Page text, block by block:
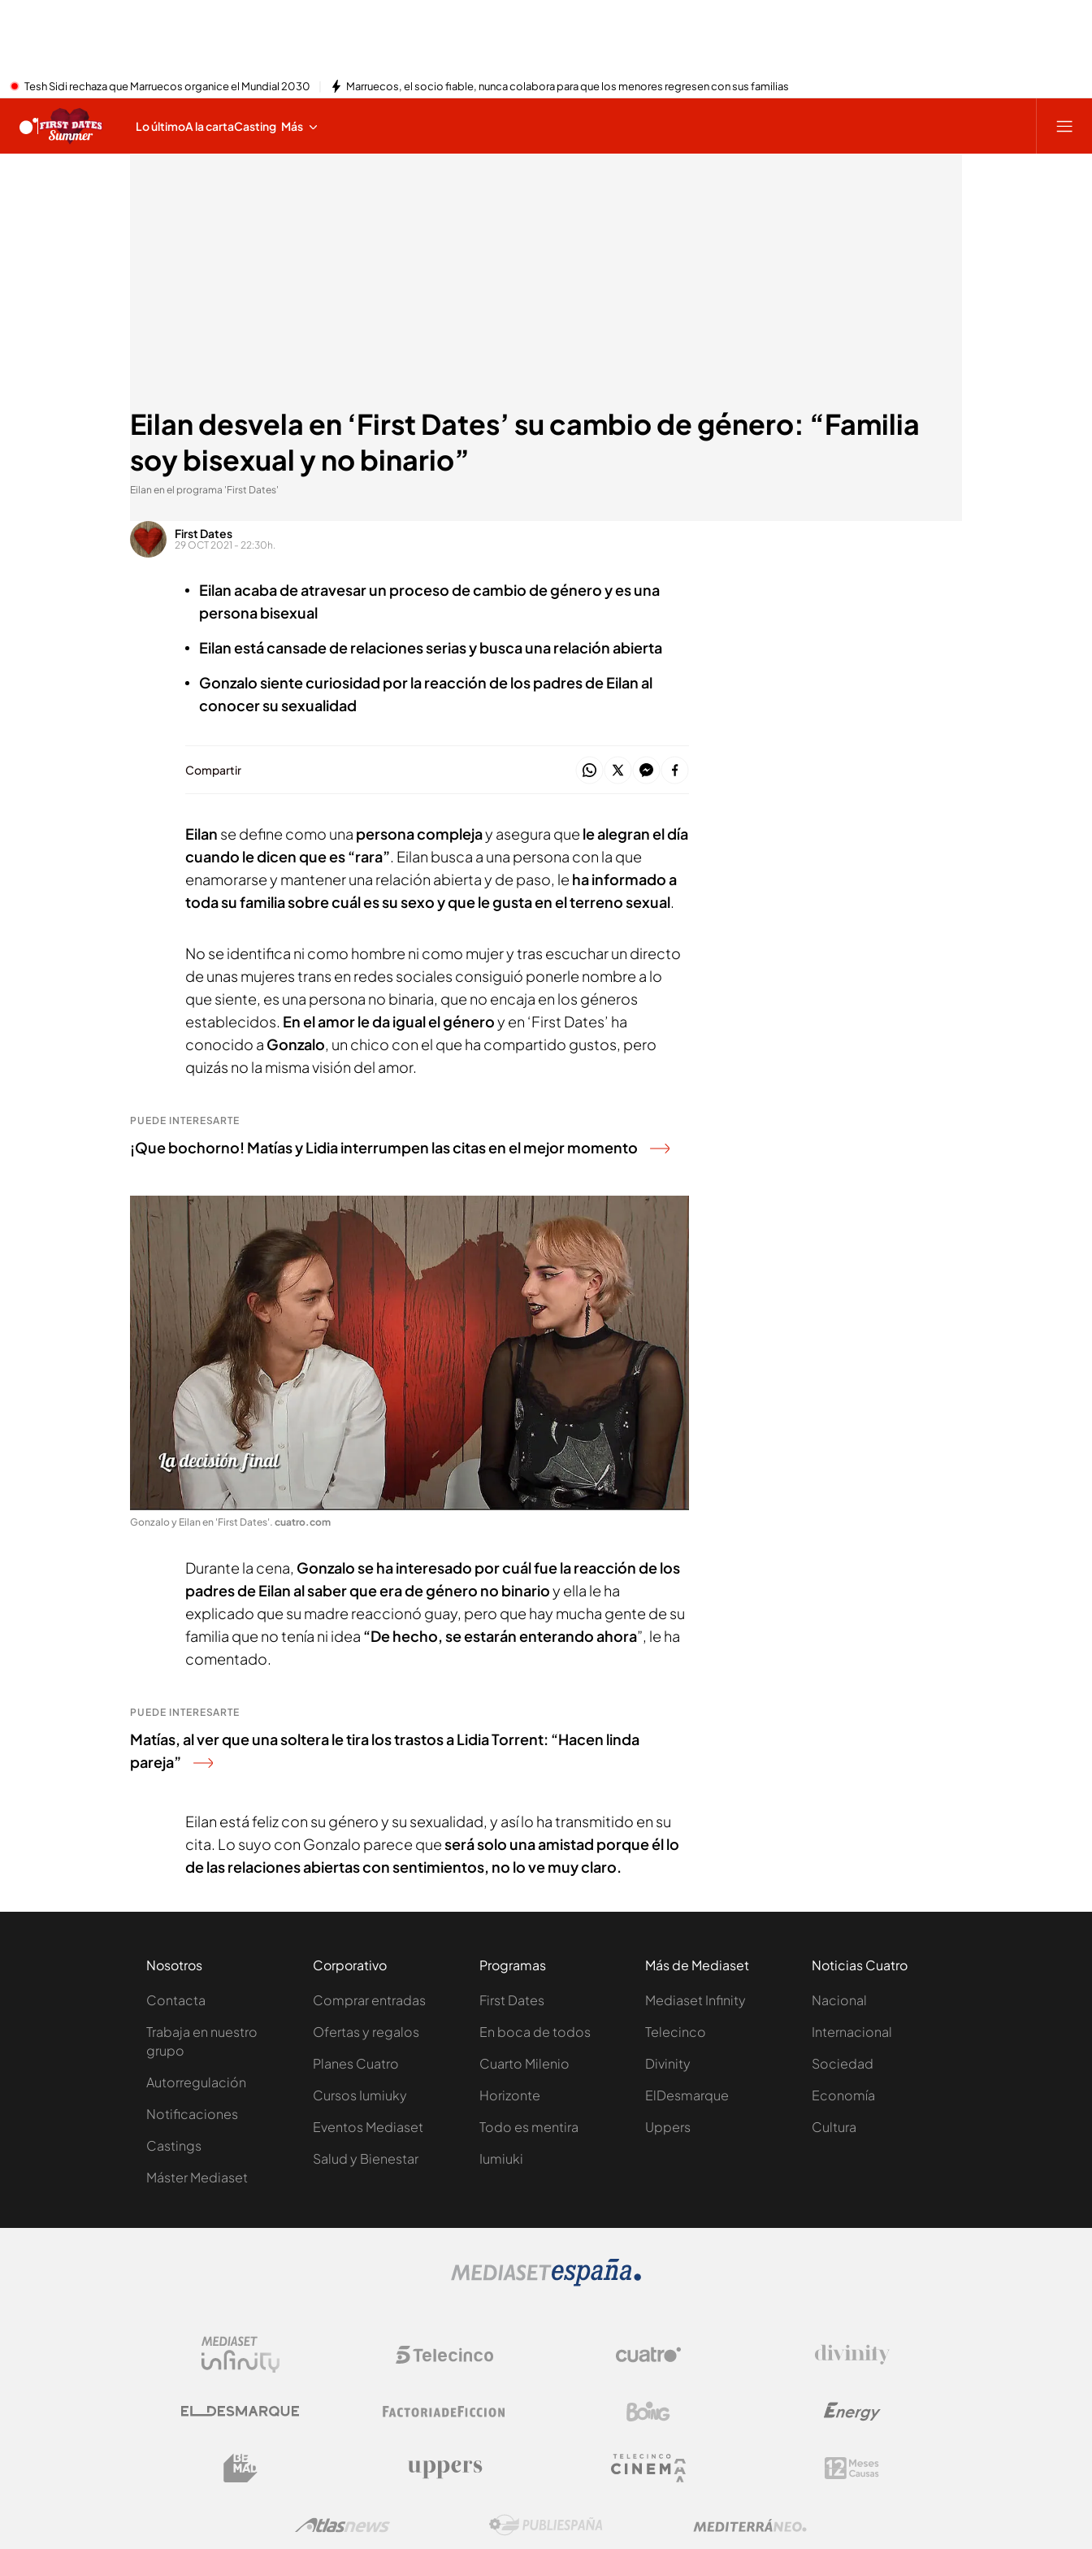
Tesh Sidi rechaza que Marruecos organice el Mundial 2030 Marruecos, el socio fiable, nunca colabora para que los menores regresen con sus familias
Lo últimoA la cartaCasting Más
Eilan desvela en ‘First Dates’ su cambio de género: “Familia
soy bisexual y no binario”
Eilan en el programa 'First Dates'
First Dates
29 OCT 2021 - 22:30h.
Eilan acaba de atravesar un proceso de cambio de género y es una
persona bisexual
Eilan está cansade de relaciones serias y busca una relación abierta
Gonzalo siente curiosidad por la reacción de los padres de Eilan al
conocer su sexualidad
Compartir
Eilan se define como una persona complejay asegura que le alegran el día
cuando le dicen que es “rara”. Eilan busca a una persona con la que
enamorarse y mantener una relación abierta y de paso, le ha informado a
toda su familia sobre cuál es su sexo y que le gusta en el terreno sexual.
No se identifica ni como hombre ni como mujer y tras escuchar un directo
de unas mujeres trans en redes sociales consiguió ponerle nombre a lo
que siente, es una persona no binaria, que no encaja en los géneros
establecidos. En el amor le da igual el géneroy en ‘First Dates’ ha
conocido a Gonzalo, un chico con el que ha compartido gustos, pero
quizás no la misma visión del amor.
PUEDE INTERESARTE
¡Que bochorno! Matías y Lidia interrumpen las citas en el mejor momento
Gonzalo y Eilan en 'First Dates'. cuatro.com
Durante la cena, Gonzalo se ha interesado por cuál fue la reacción de los
padres de Eilan al saber que era de género no binarioy ella le ha
explicado que su madre reaccionó guay, pero que hay mucha gente de su
familia que no tenía ni idea “De hecho, se estarán enterando ahora”, le ha
comentado.
PUEDE INTERESARTE
Matías, al ver que una soltera le tira los trastos a Lidia Torrent: “Hacen linda
pareja”
Eilan está feliz con su género y su sexualidad, y así lo ha transmitido en su
cita. Lo suyo con Gonzalo parece queserá solo una amistad porque él lo
de las relaciones abiertas con sentimientos, no lo ve muy claro.
Nosotros
Contacta
Trabaja en nuestro
grupo
Autorregulación
Notificaciones
Castings
Máster Mediaset
Corporativo
Comprar entradas
Ofertas y regalos
Planes Cuatro
Cursos Iumiuky
Eventos Mediaset
Salud y Bienestar
Programas
First Dates
En boca de todos
Cuarto Milenio
Horizonte
Todo es mentira
Iumiuki
Más de Mediaset
Mediaset Infinity
Telecinco
Divinity
ElDesmarque
Uppers
Noticias Cuatro
Nacional
Internacional
Sociedad
Economía
Cultura